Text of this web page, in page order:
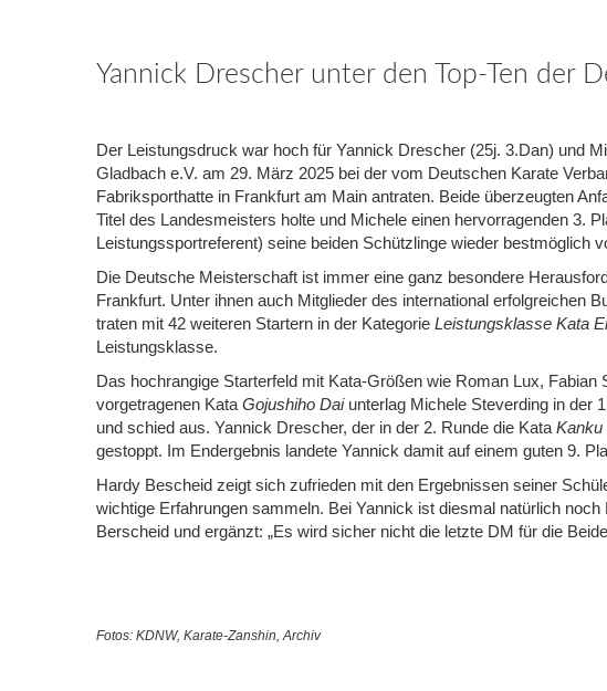
Yannick Drescher unter den Top-Ten der
Der Leistungsdruck war hoch für Yannick Drescher (25j. 3.Dan) und
Gladbach e.V. am 29. März 2025 bei der vom Deutschen Karate
Fabriksporthatte in Frankfurt am Main antraten. Beide überzeugten
Titel des Landesmeisters holte und Michele einen hervorragenden 3.
Leistungssportreferent) seine beiden Schützlinge wieder bestmöglich
Die Deutsche Meisterschaft ist immer eine ganz besondere
Frankfurt. Unter ihnen auch Mitglieder des international erfolgreichen
traten mit 42 weiteren Startern in der Kategorie Leistungsklasse Kata
Leistungsklasse.
Das hochrangige Starterfeld mit Kata-Größen wie Roman Lux,
vorgetragenen Kata Gojushiho Daiunterlag Michele Steverding in der
und schied aus. Yannick Drescher, der in der 2. Runde die Kata Kanku
gestoppt. Im Endergebnis landete Yannick damit auf einem guten 9.
Hardy Bescheid zeigt sich zufrieden mit den Ergebnissen seiner
wichtige Erfahrungen sammeln. Bei Yannick ist diesmal natürlich
Berscheid und ergänzt: „Es wird sicher nicht die letzte DM für die
Fotos: KDNW, Karate-Zanshin, Archiv